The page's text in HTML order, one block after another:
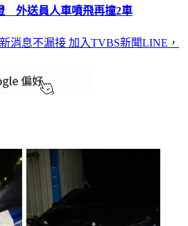
外送員人車噴飛再撞2車
消息不漏接 加入TVBS新聞LINE，